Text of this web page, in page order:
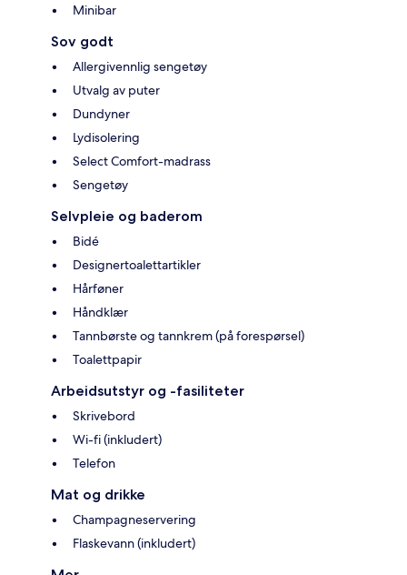
Minibar
Sov godt
Allergivennlig sengetøy
Utvalg av puter
Dundyner
Lydisolering
Select Comfort-madrass
Sengetøy
Selvpleie og baderom
Bidé
Designertoalettartikler
Hårføner
Håndklær
Tannbørste og tannkrem (på forespørsel)
Toalettpapir
Arbeidsutstyr og -fasiliteter
Skrivebord
Wi-fi (inkludert)
Telefon
Mat og drikke
Champagneservering
Flaskevann (inkludert)